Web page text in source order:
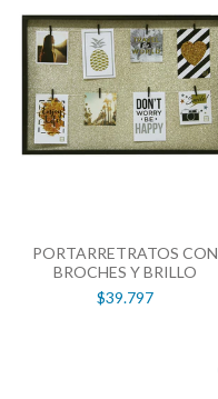
PORTARRETRATOS CON
BROCHES Y BRILLO
$39.797